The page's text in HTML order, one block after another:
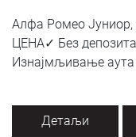
Блог
Контакт
SRPSKI
Алфа Ромео Јуниор,
ЦЕНА✓ Без
Изнајмљивање
Детаљи